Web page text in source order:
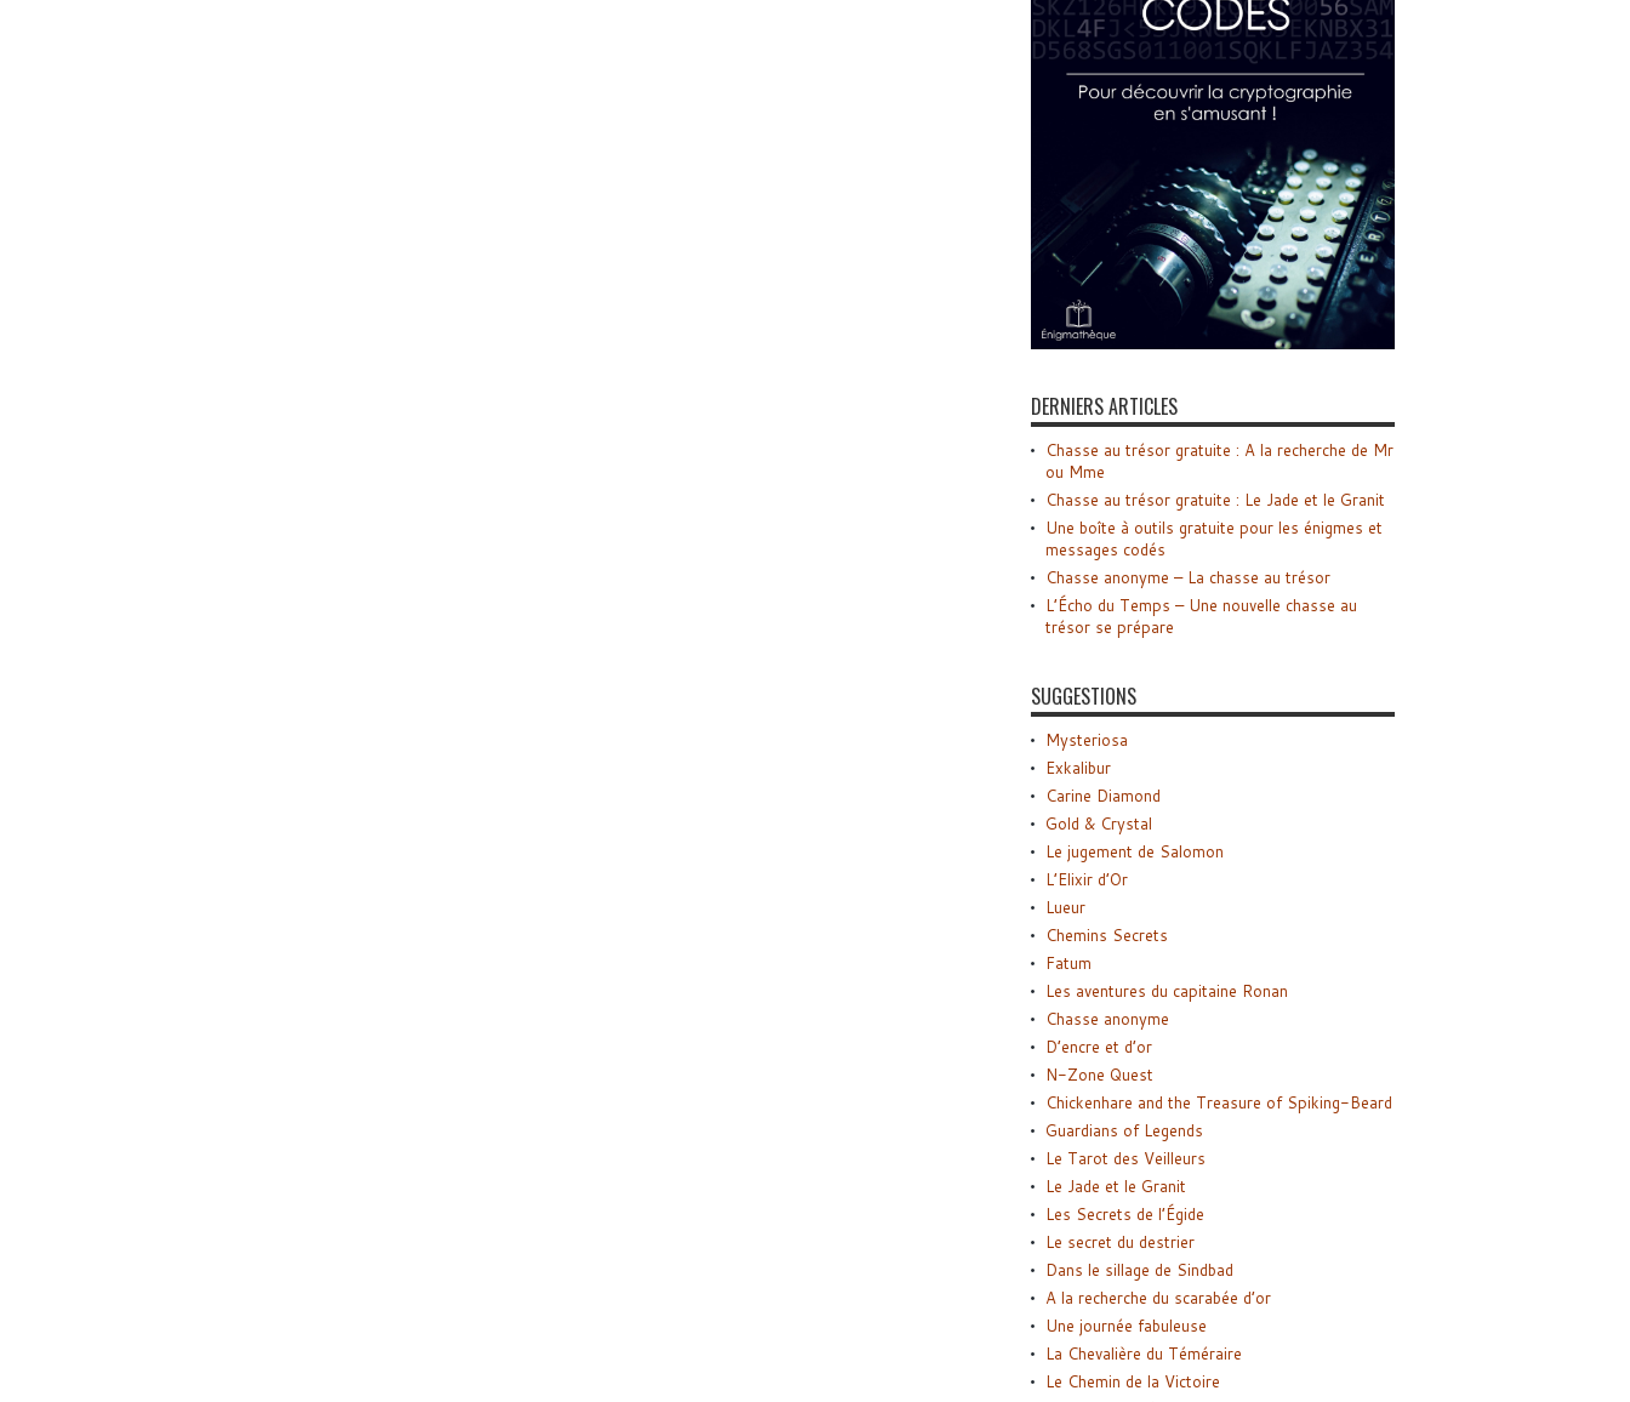
DERNIERS ARTICLES
Chasse au trésor gratuite : A la recherche de Mr
ou Mme
Chasse au trésor gratuite : Le Jade et le Granit
Une boîte à outils gratuite pour les énigmes et
messages codés
Chasse anonyme – La chasse au trésor
L’Écho du Temps – Une nouvelle chasse au
trésor se prépare
SUGGESTIONS
Mysteriosa
Exkalibur
Carine Diamond
Gold & Crystal
Le jugement de Salomon
L’Elixir d’Or
Lueur
Chemins Secrets
Fatum
Les aventures du capitaine Ronan
Chasse anonyme
D’encre et d’or
N-Zone Quest
Chickenhare and the Treasure of Spiking-Beard
Guardians of Legends
Le Tarot des Veilleurs
Le Jade et le Granit
Les Secrets de l’Égide
Le secret du destrier
Dans le sillage de Sindbad
A la recherche du scarabée d’or
Une journée fabuleuse
La Chevalière du Téméraire
Le Chemin de la Victoire